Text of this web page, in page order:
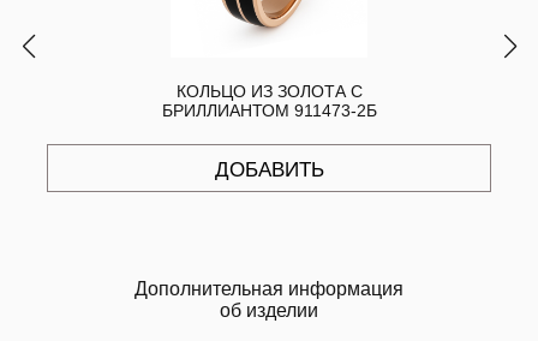
КОЛЬЦО ИЗ ЗОЛОТА С
БРИЛЛИАНТОМ 911473-2Б
ДОБАВИТЬ
Дополнительная информация
об изделии